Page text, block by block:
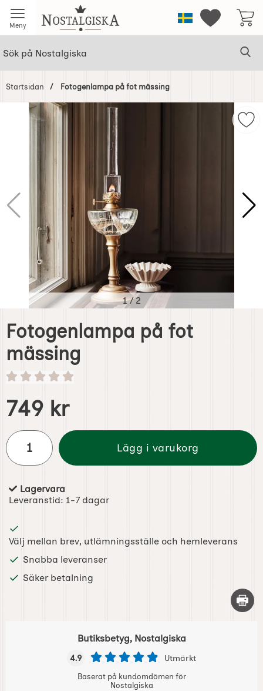
Meny Startsidan för NostalgiskaSverigeMina
Startsidan Fotogenlampa på fot mässing
Hoppa
1/2
Fotogenlampa på fot
mässing
Handla denna produkt Fotogenlampa på fot mässing
pris
749 kr
antal
Lägg i varukorg
Tillgänglighet:
Lagervara
Leveranstid: 1-7 dagar
Välj mellan brev, utlämningsställe och hemleverans
Snabba leveranser
Säker betalning
Skriv
Butiksbetyg, Nostalgiska
4.9 Utmärkt
Baserat på kundomdömen för
Nostalgiska